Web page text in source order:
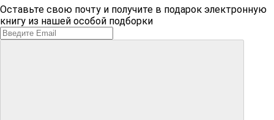
Оставьте свою почту и получите в подарок электронную
книгу из нашей особой подборки